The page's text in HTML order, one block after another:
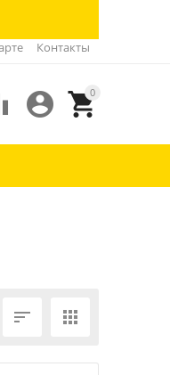
Контакты
0


 